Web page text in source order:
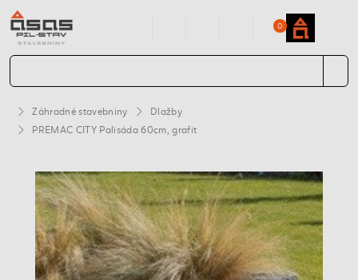
0
Záhradné stavebniny
Dlažby
PREMAC CITY Palisáda 60cm, grafit